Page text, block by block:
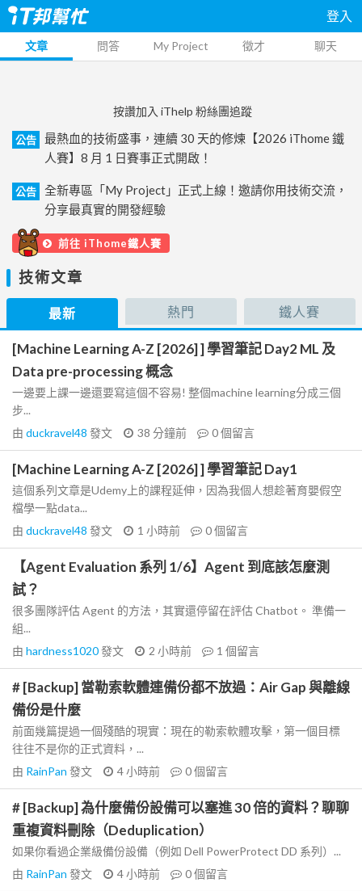
登入
文章 問答 My Project 徵才 聊天
按讚加入 iThelp 粉絲團追蹤
公告
最熱血的技術盛事，連續 30 天的修煉【2026 iThome 鐵
人賽】8 月 1 日賽事正式開啟！
公告
全新專區「My Project」正式上線！邀請你用技術交流，
分享最真實的開發經驗
前往 iThome鐵人賽
技術文章
最新 熱門 鐵人賽
[Machine Learning A-Z [2026] ] 學習筆記 Day2 ML 及
Data pre-processing 概念
一邊要上課一邊還要寫這個不容易! 整個machine learning分成三個
步...
由 duckravel48 發文 38 分鐘前 0個留言
[Machine Learning A-Z [2026] ] 學習筆記 Day1
這個系列文章是Udemy上的課程延伸，因為我個人想趁著育嬰假空
檔學一點data...
由 duckravel48 發文 1 小時前 0個留言
【Agent Evaluation 系列 1/6】Agent 到底該怎麼測
試？
很多團隊評估 Agent 的方法，其實還停留在評估 Chatbot。 準備一
組...
由 hardness1020發文 2 小時前 1 個留言
# [Backup] 當勒索軟體連備份都不放過：Air Gap 與離線
備份是什麼
前面幾篇提過一個殘酷的現實：現在的勒索軟體攻擊，第一個目標
往往不是你的正式資料，...
由 RainPan 發文 4 小時前 0個留言
# [Backup] 為什麼備份設備可以塞進 30 倍的資料？聊聊
重複資料刪除（Deduplication）
如果你看過企業級備份設備（例如 Dell PowerProtect DD 系列）...
由 RainPan 發文 4 小時前 0個留言